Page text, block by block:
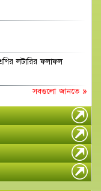
লটারির ফলাফল
সবগুলো জানতে »